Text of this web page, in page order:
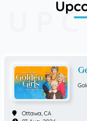
Ottawa, CA